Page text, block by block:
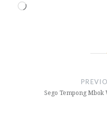
Loading…
Sego Tempong Mbok